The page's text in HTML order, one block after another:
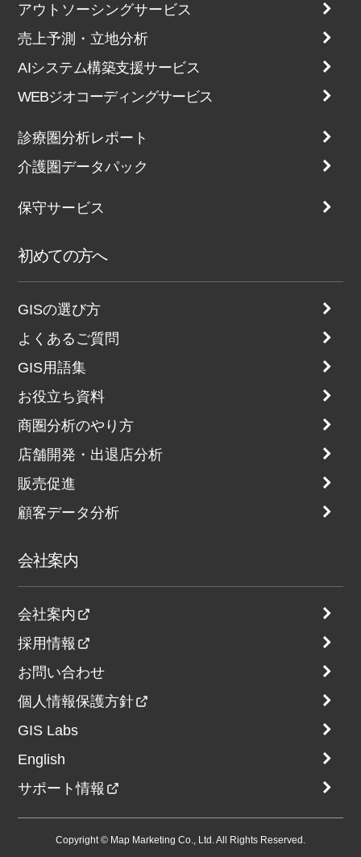
アウトソーシングサービス
売上予測・立地分析
AIシステム構築支援サービス
WEBジオコーディングサービス
診療圏分析レポート
介護圏データパック
保守サービス
初めての方へ
GISの選び方
よくあるご質問
GIS用語集
お役立ち資料
商圏分析のやり方
店舗開発・出退店分析
販売促進
顧客データ分析
会社案内
会社案内
採用情報
お問い合わせ
個人情報保護方針
GIS Labs
English
サポート情報
Copyright © Map Marketing Co., Ltd. All Rights Reserved.